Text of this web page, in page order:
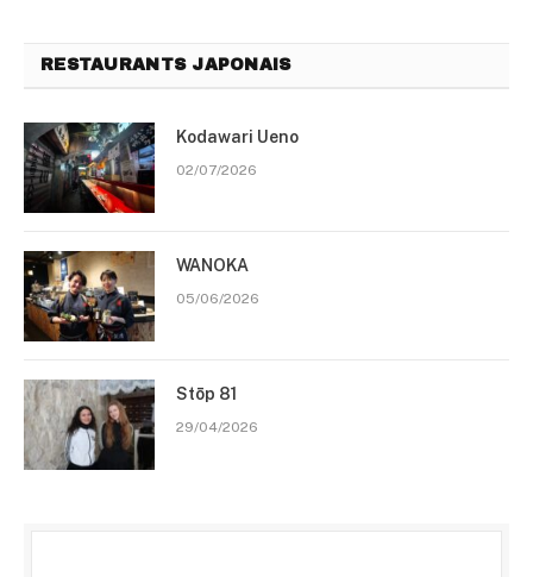
RESTAURANTS JAPONAIS
Kodawari Ueno
02/07/2026
WANOKA
05/06/2026
Stōp 81
29/04/2026